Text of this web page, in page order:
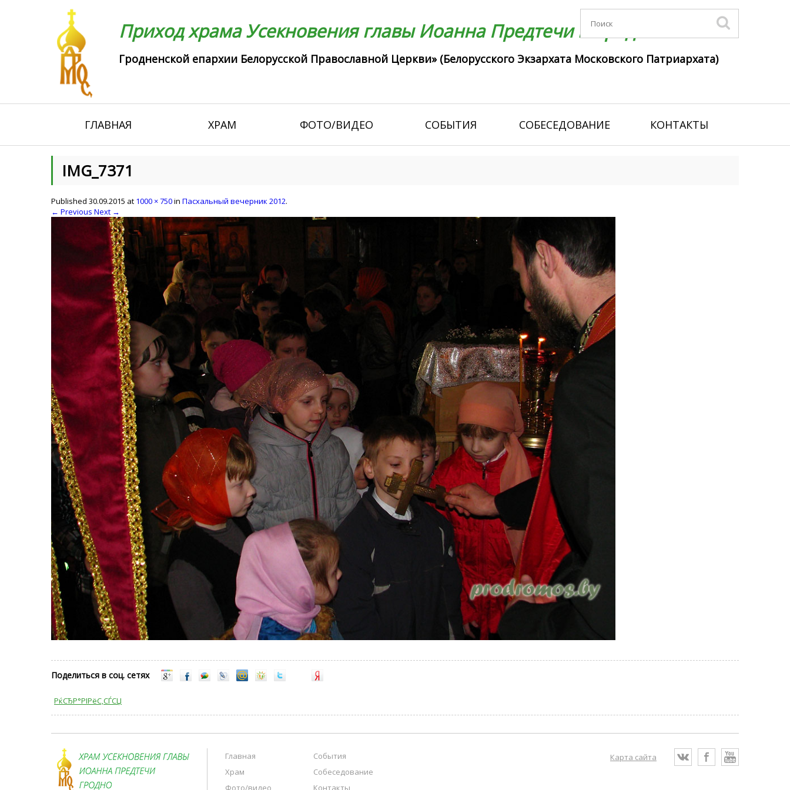
Приход храма Усекновения главы Иоанна Предтечи г. Гродно
Гродненской епархии Белорусской Православной Церкви» (Белорусского Экзархата Московского Патриархата)
ГЛАВНАЯ ХРАМ ФОТО/ВИДЕО СОБЫТИЯ СОБЕСЕДОВАНИЕ КОНТАКТЫ
IMG_7371
Published 30.09.2015 at 1000 × 750in Пасхальный вечерник 2012.
← Previous Next →
Поделиться в соц. сетях
РќСЂР°РІРёС‚СЃСЏ
Главная
События
Храм
Собеседование
Фото/видео
Контакты
Карта сайта